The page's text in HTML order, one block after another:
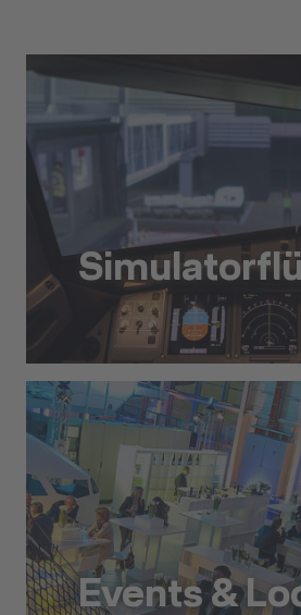
Simulatorflüge
Events &